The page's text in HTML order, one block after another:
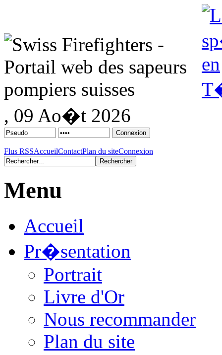
, 09 Ao�t 2026
Flus RSSAccueilContactPlan du siteConnexion
Menu
Accueil
Pr�sentation
Portrait
Livre d'Or
Nous recommander
Plan du site